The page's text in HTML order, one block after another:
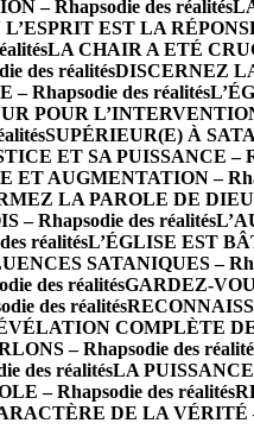
– Rhapsodie des réalités
EST LA
LA CHAIR A ETÉ
des réalitésDISCERNEZ
– Rhapsodie des réalités
POUR
SUPÉRIEUR(E) À
ET SA PUISSANCE –
ET AUGMENTATION –
LA PAROLE DE DIEU
– Rhapsodie des réalités
réalitésL’ÉGLISE EST
SATANIQUES –
des réalitésGARDEZ-
des réalités
COMPLÈTE DE
– Rhapsodie des
des réalitésLA PUISSANCE
– Rhapsodie des réalités
DE LA VÉRITÉ